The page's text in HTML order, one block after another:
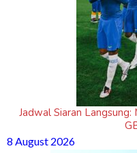
Jadwal Siaran
8 August 2026